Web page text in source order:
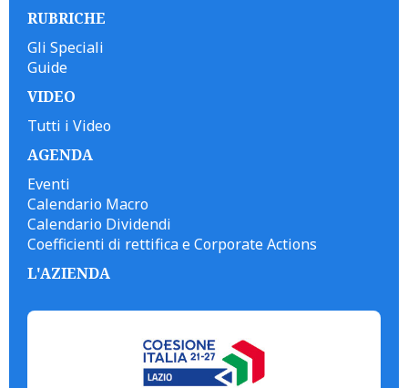
RUBRICHE
Gli Speciali
Guide
VIDEO
Tutti i Video
AGENDA
Eventi
Calendario Macro
Calendario Dividendi
Coefficienti di rettifica e Corporate Actions
L'AZIENDA